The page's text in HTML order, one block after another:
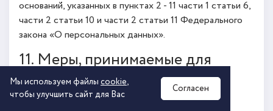
оснований, указанных в пунктах 2 - 11 части 1 статьи 6,
части 2 статьи 10 и части 2 статьи 11 Федерального
закона «О персональных данных».
11. Меры, принимаемые для
обеспечения выполнения
обязанностей ООО
Мы используем файлы cookie,
чтобы улучшить сайт для Вас
Согласен